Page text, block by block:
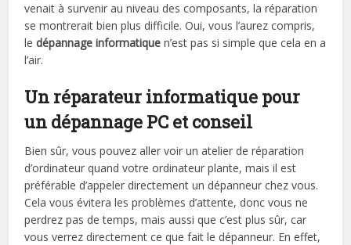
venait à survenir au niveau des composants, la réparation
se montrerait bien plus difficile. Oui, vous l’aurez compris,
ledépannage informatique n’est pas si simple que cela en a
l’air.
Un réparateur informatique pour
un dépannage PC et conseil
Bien sûr, vous pouvez aller voir un atelier de réparation
d’ordinateur quand votre ordinateur plante, mais il est
préférable d’appeler directement un dépanneur chez vous.
Cela vous évitera les problèmes d’attente, donc vous ne
perdrez pas de temps, mais aussi que c’est plus sûr, car
vous verrez directement ce que fait le dépanneur. En effet,